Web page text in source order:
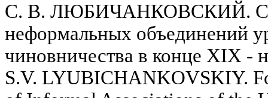
С. В. ЛЮБИЧАНКОВСКИЙ.
неформальных объединений
чиновничества в конце XIX -
S.V. LYUBICHANKOVSKIY.